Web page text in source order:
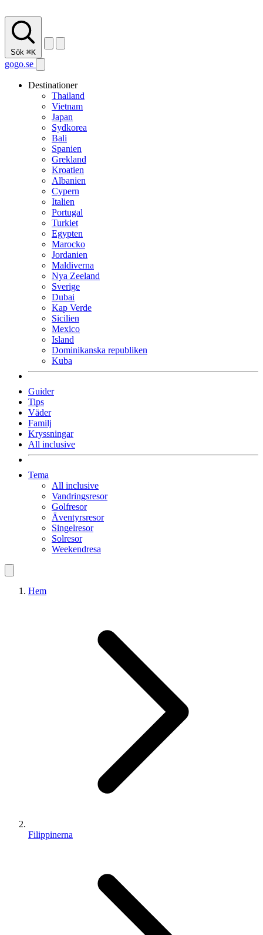
Sök ⌘K
gogo.se
Destinationer
Thailand
Vietnam
Japan
Sydkorea
Bali
Spanien
Grekland
Kroatien
Albanien
Cypern
Italien
Portugal
Turkiet
Egypten
Marocko
Jordanien
Maldiverna
Nya Zeeland
Sverige
Dubai
Kap Verde
Sicilien
Mexico
Island
Dominikanska republiken
Kuba
Guider
Tips
Väder
Familj
Kryssningar
All inclusive
Tema
All inclusive
Vandringsresor
Golfresor
Äventyrsresor
Singelresor
Solresor
Weekendresa
Hem
Filippinerna